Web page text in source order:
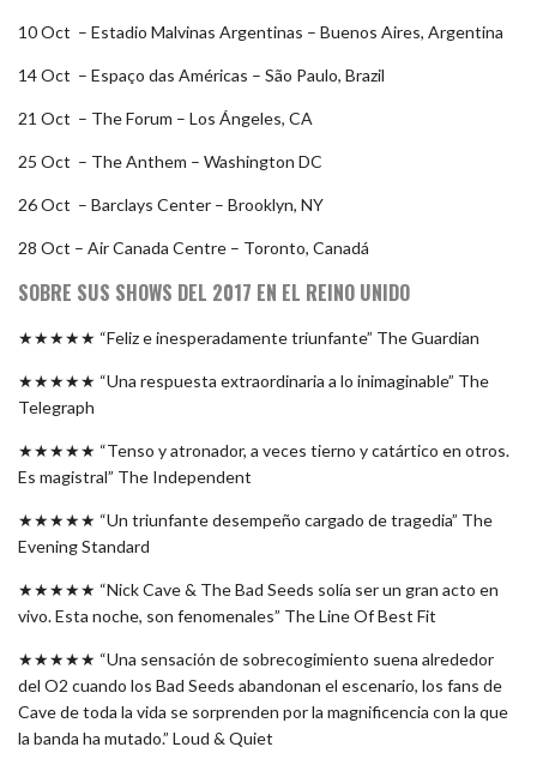
10 Oct – Estadio Malvinas Argentinas – Buenos Aires, Argentina
14 Oct – Espaço das Américas – São Paulo, Brazil
21 Oct – The Forum – Los Ángeles, CA
25 Oct – The Anthem – Washington DC
26 Oct – Barclays Center – Brooklyn, NY
28 Oct – Air Canada Centre – Toronto, Canadá
SOBRE SUS SHOWS DEL 2017 EN EL REINO UNIDO
★★★★★ “Feliz e inesperadamente triunfante” The Guardian
★★★★★ “Una respuesta extraordinaria a lo inimaginable” The
Telegraph
★★★★★ “Tenso y atronador, a veces tierno y catártico en otros.
Es magistral” The Independent
★★★★★ “Un triunfante desempeño cargado de tragedia” The
Evening Standard
★★★★★ “Nick Cave & The Bad Seeds solía ser un gran acto en
vivo. Esta noche, son fenomenales” The Line Of Best Fit
★★★★★ “Una sensación de sobrecogimiento suena alrededor
del O2 cuando los Bad Seeds abandonan el escenario, los fans de
Cave de toda la vida se sorprenden por la magnificencia con la que
la banda ha mutado.” Loud & Quiet